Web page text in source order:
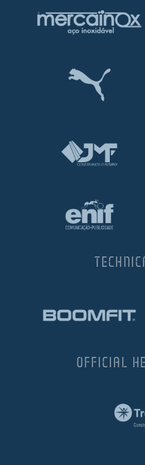
OFFICIAL